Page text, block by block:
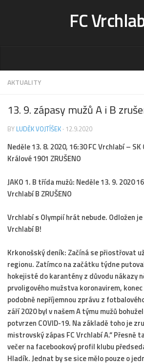
FC
Stadion
Kontakt-rezervace
Ceník
Fotogalerie
Klub
Kontakt
Vedení
Historie
Dokumenty
A tým
Zápasy MA 2026/27
Hráči
Realizační tým
Historie
Zápasy 2025/26
AKTUALITY
13. 9. zápasy mužů A i B
BY LUDĚK VOJTÍŠEK · 12.9.2020
Neděle 13. 8. 2020, 16:30 FC Vrchlabí – SK
Králové 1901 ZRUŠENO
JAKO 1. B třída mužů: Neděle 13. 9. 2020
Vrchlabí B ZRUŠENO
Vrchlabí s Olympií hrát nebude. Odložen
Vrchlabí B!
Krkonošský deník: Začíná se přiostřovat
regionu. Zatímco na začátku týdne
hokejisté do karantény z důvodu nákazy
prvoligového mužstva koronavirem,
podobně nepříjemnou zprávu z
září 2020 byl v našem A týmu mužů
potvrzen COVID-19. Na základě toho je
mistrovský zápas FC Vrchlabí A.“ Přesně
večer na facebookový profil klubu
Hladík. Jednat by se sice mělo pouze o